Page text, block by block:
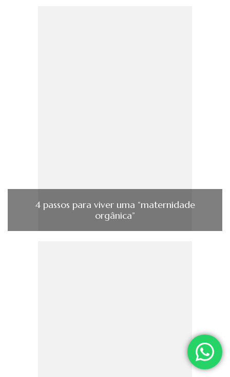
4 passos para viver uma “maternidade
orgânica”